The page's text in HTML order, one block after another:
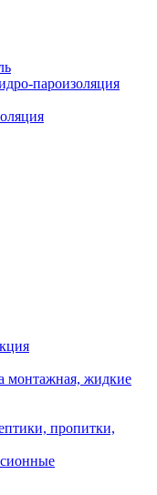
пароизоляция
монтажная, жидкие
пропитки,